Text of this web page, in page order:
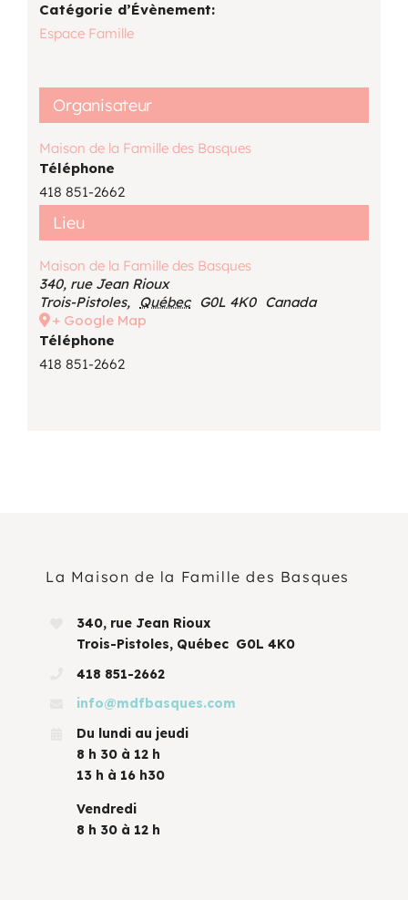
Catégorie d’Évènement:
Espace Famille
Lieu
Maison de la Famille des Basques
340, rue Jean Rioux
Trois-Pistoles, Québec G0L 4K0 Canada
+ Google Map
Téléphone
418 851-2662
Organisateur
Maison de la Famille des Basques
Téléphone
418 851-2662
La Maison de la Famille des Basques
340, rue Jean Rioux
Trois-Pistoles, Québec G0L 4K0
418 851-2662
info@mdfbasques.com
Du lundi au jeudi
8 h 30 à 12 h
13 h à 16 h30
Vendredi
8 h 30 à 12 h